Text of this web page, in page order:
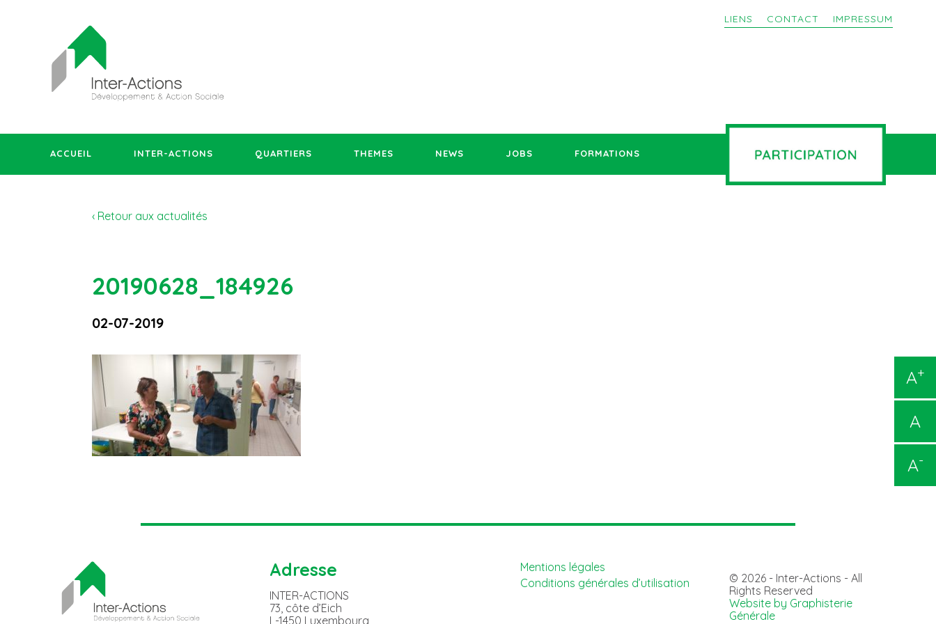
LIENS CONTACT IMPRESSUM
ACCUEIL INTER-ACTIONS QUARTIERS THEMES NEWS JOBS FORMATIONS
A+
A
A-
‹ Retour aux actualités
20190628_184926
02-07-2019
Adresse
INTER-ACTIONS
73, côte d’Eich
L-1450 Luxembourg
Mentions légales
Conditions générales d’utilisation
© 2026 - Inter-Actions - All
Rights Reserved
Website by Graphisterie
Générale